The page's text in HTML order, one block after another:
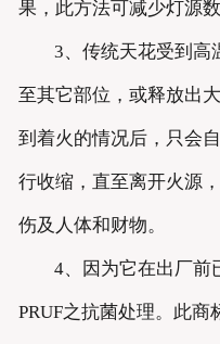
果，此方法可减少灯源数
3、传统天花受到高
至其它部位，或释放出
到着火的情况后，只会
行收缩，直至离开火源
伤及人体和财物。
4、因为它在出厂
PRUF之抗菌处理。此商